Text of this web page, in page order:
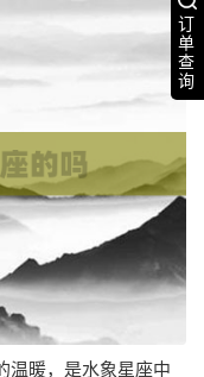
订
单
查
询
温暖，是水象星座中